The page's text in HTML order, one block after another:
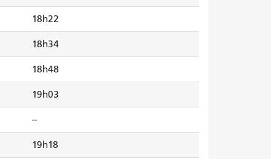
18h22
18h34
18h48
19h03
--
19h18